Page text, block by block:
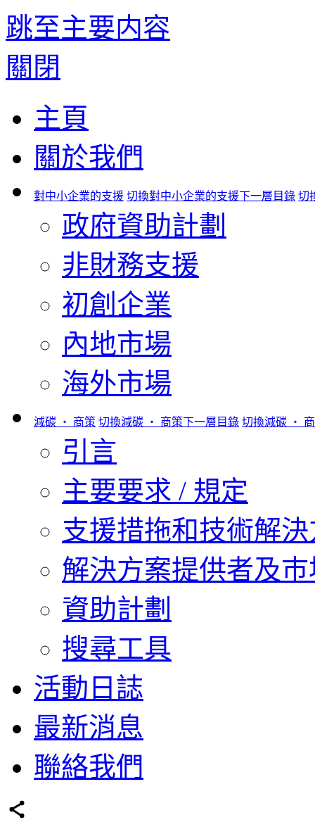
跳至主要内容
關閉
主頁
關於我們
對中小企業的支援 切換對中小企業的支援下一層目錄 切
政府資助計劃
非財務支援
初創企業
內地市場
海外市場
減碳 ‧ 商策 切換減碳 ‧ 商策下一層目錄 切換減碳 ‧
引言
主要要求 / 規定
支援措拖和技術解
解決方案提供者及
資助計劃
搜尋工具
活動日誌
最新消息
聯絡我們